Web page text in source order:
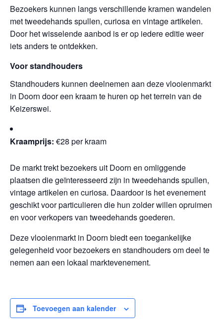
Bezoekers kunnen langs verschillende kramen wandelen
met tweedehands spullen, curiosa en vintage artikelen.
Door het wisselende aanbod is er op iedere editie weer
iets anders te ontdekken.
Voor standhouders
Standhouders kunnen deelnemen aan deze vlooienmarkt
in Doorn door een kraam te huren op het terrein van de
Keizerswei.
Kraamprijs: €28 per kraam
De markt trekt bezoekers uit Doorn en omliggende
plaatsen die geïnteresseerd zijn in tweedehands spullen,
vintage artikelen en curiosa. Daardoor is het evenement
geschikt voor particulieren die hun zolder willen opruimen
en voor verkopers van tweedehands goederen.
Deze vlooienmarkt in Doorn biedt een toegankelijke
gelegenheid voor bezoekers en standhouders om deel te
nemen aan een lokaal markt­evenement.
Toevoegen aan kalender